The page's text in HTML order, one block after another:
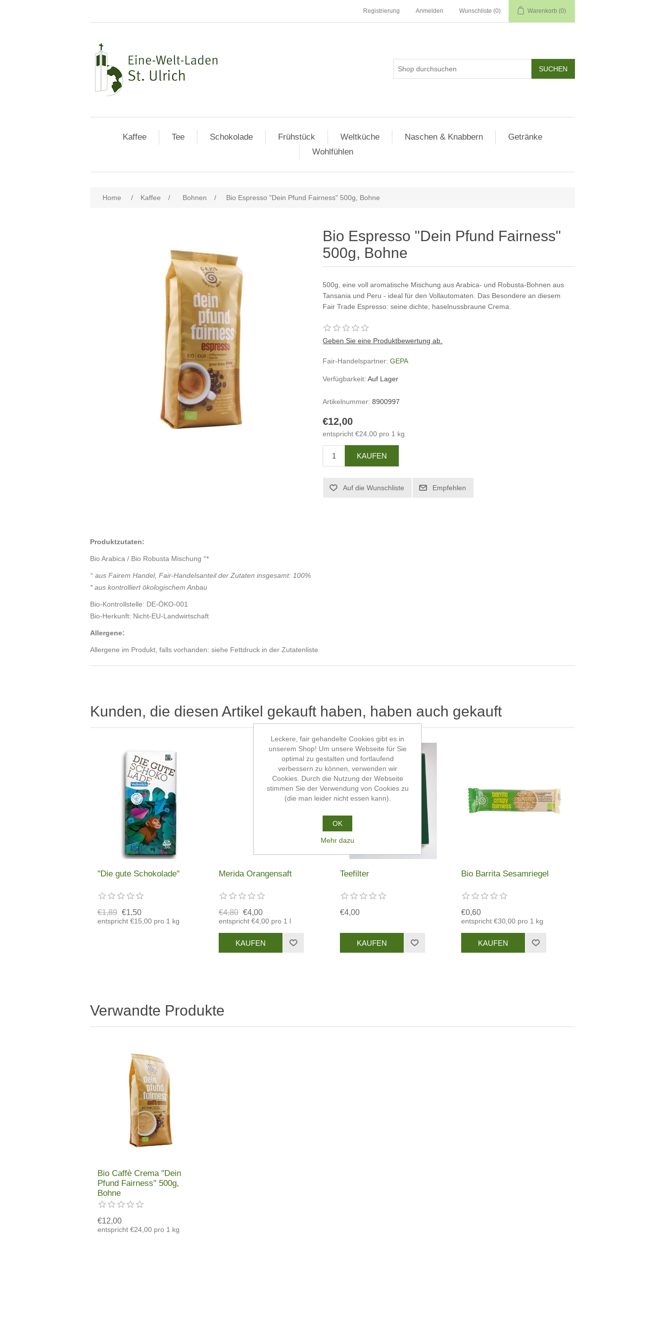
Registrierung Anmelden Wunschliste (0) Warenkorb (0)
Kaffee Tee Schokolade Frühstück Weltküche Naschen & Knabbern
Getränke
Wohlfühlen
Home / Kaffee / Bohnen / Bio Espresso "Dein Pfund Fairness" 500g, Bohne
Bio Espresso "Dein Pfund Fairness"
500g, Bohne
500g, eine voll aromatische Mischung aus Arabica- und Robusta-Bohnen aus
Tansania und Peru - ideal für den Vollautomaten. Das Besondere an diesem
Fair Trade Espresso: seine dichte, haselnussbraune Crema.
Geben Sie eine Produktbewertung ab.
Fair-Handelspartner: GEPA
Verfügbarkeit: Auf Lager
Artikelnummer: 8900997
€12,00
entspricht €24,00 pro 1 kg
Produktzutaten:
Bio Arabica / Bio Robusta Mischung °*
° aus Fairem Handel, Fair-Handelsanteil der Zutaten insgesamt: 100%
*aus kontrolliert ökologischem Anbau
Bio-Kontrollstelle: DE-ÖKO-001
Bio-Herkunft: Nicht-EU-Landwirtschaft
Allergene:
Allergene im Produkt, falls vorhanden: siehe Fettdruck in der Zutatenliste
Kunden, die diesen Artikel gekauft haben, haben auch gekauft
"Die gute Schokolade"
€1,89 €1,50
entspricht €15,00 pro 1 kg
Merida Orangensaft
€4,80 €4,00
entspricht €4,00 pro 1 l
Teefilter
€4,00
Bio Barrita Sesamriegel
€0,60
entspricht €30,00 pro 1 kg
Verwandte Produkte
Bio Caffè Crema "Dein
Pfund Fairness" 500g,
Bohne
€12,00
entspricht €24,00 pro 1 kg
Leckere, fair gehandelte Cookies gibt es in
unserem Shop! Um unsere Webseite für Sie
optimal zu gestalten und fortlaufend
verbessern zu können, verwenden wir
Cookies. Durch die Nutzung der Webseite
stimmen Sie der Verwendung von Cookies zu
(die man leider nicht essen kann).
OK
Mehr dazu